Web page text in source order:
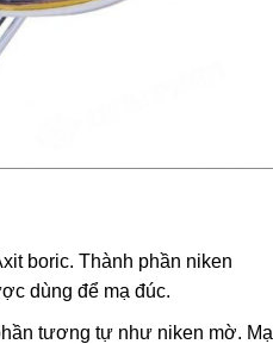
boric. Thành phần niken
dùng để mạ đúc.
tương tự như niken mờ. Mạ